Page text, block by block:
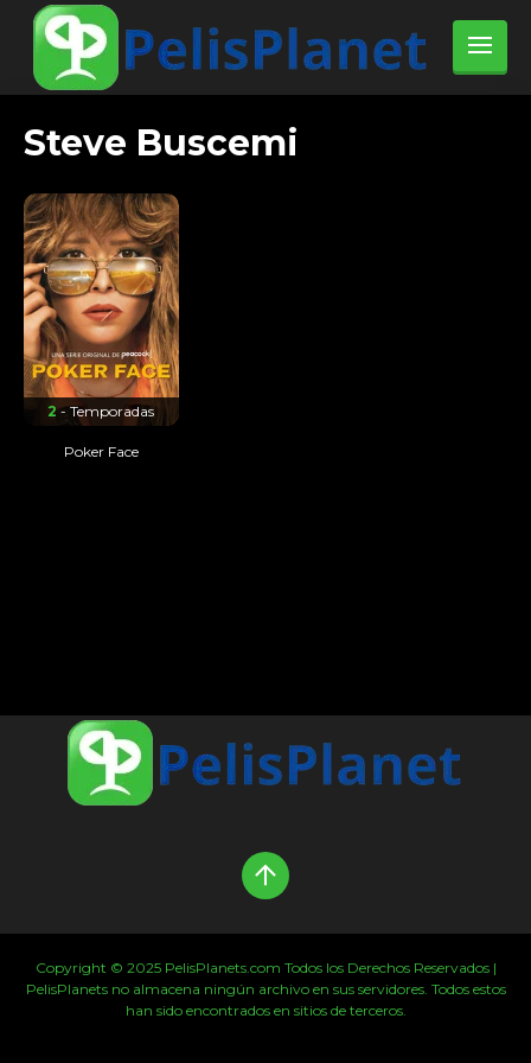
Steve Buscemi
2- Temporadas
Poker Face
Copyright © 2025 PelisPlanets.com Todos los Derechos Reservados |
PelisPlanets no almacena ningún archivo en sus servidores. Todos estos
han sido encontrados en sitios de terceros.